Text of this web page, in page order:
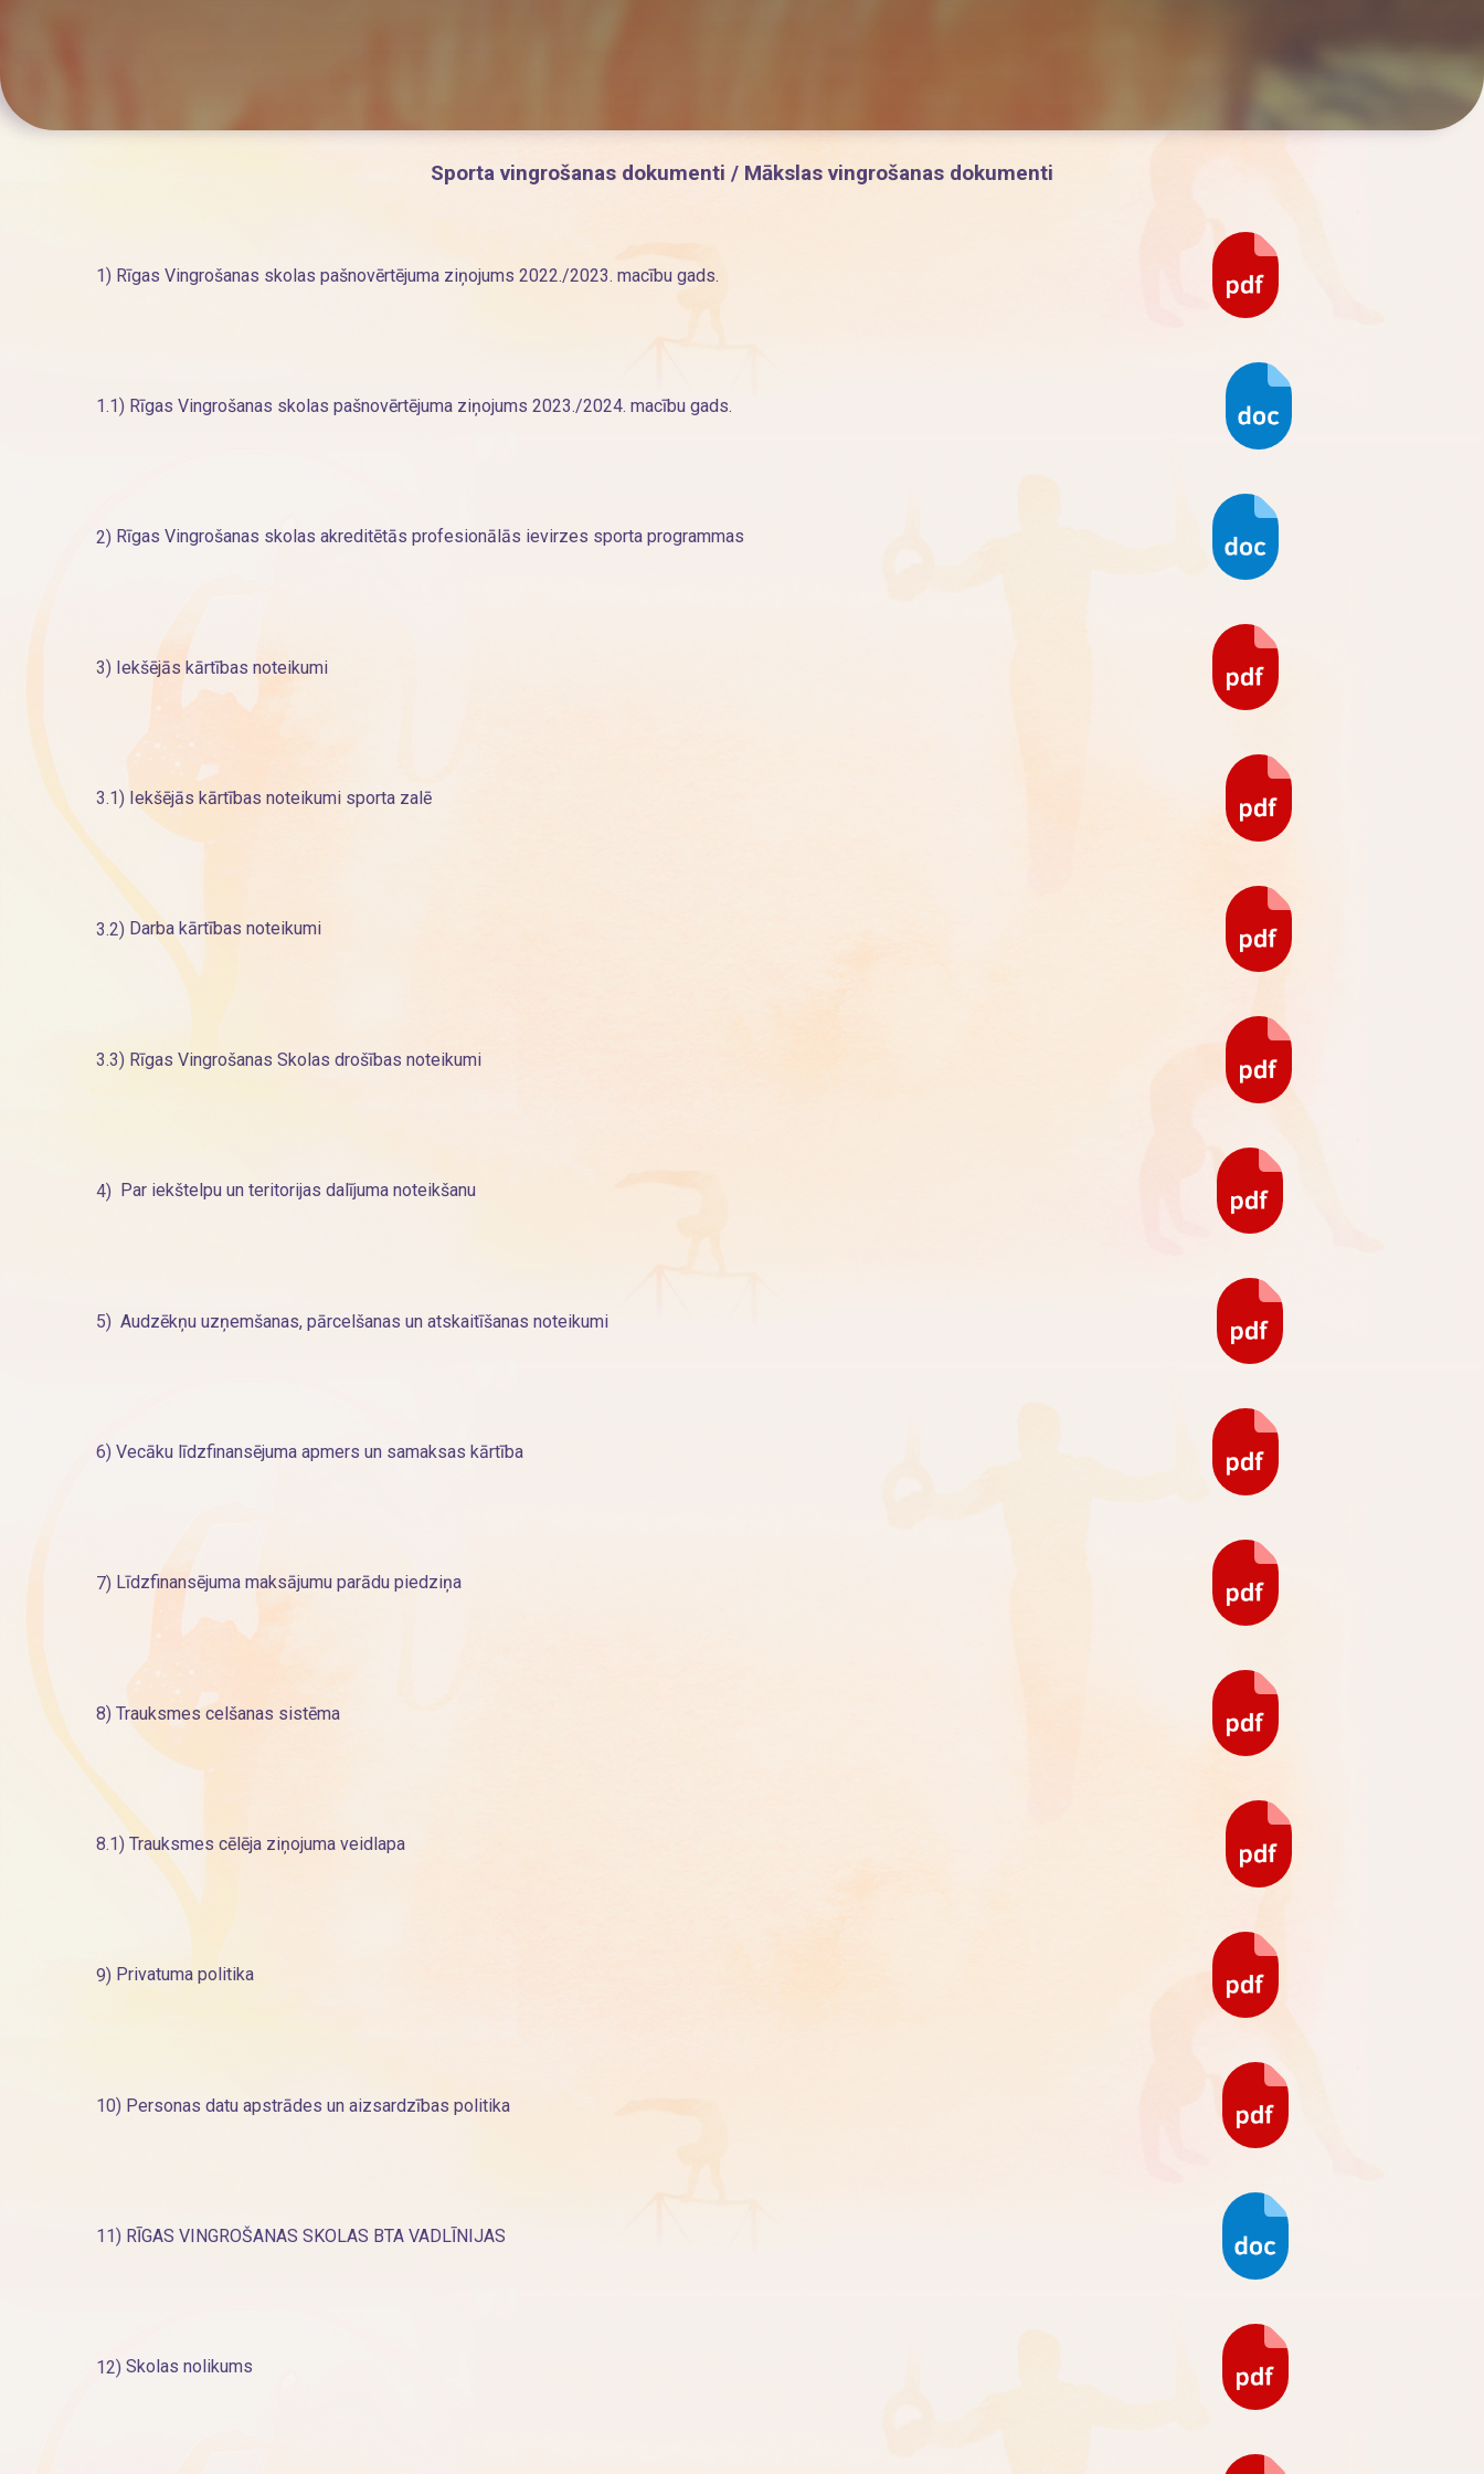
Sporta vingrošanas dokumenti / Mākslas vingrošanas dokumenti
1) Rīgas Vingrošanas skolas pašnovērtējuma ziņojums 2022./2023. macību gads.
1.1) Rīgas Vingrošanas skolas pašnovērtējuma ziņojums 2023./2024. macību gads.
2) Rīgas Vingrošanas skolas akreditētās profesionālās ievirzes sporta programmas
3) Iekšējās kārtības noteikumi
3.1) Iekšējās kārtības noteikumi sporta zalē
3.2) Darba kārtības noteikumi
3.3) Rīgas Vingrošanas Skolas drošības noteikumi
4) Par iekštelpu un teritorijas dalījuma noteikšanu
5) Audzēkņu uzņemšanas, pārcelšanas un atskaitīšanas noteikumi
6) Vecāku līdzfinansējuma apmers un samaksas kārtība
7) Līdzfinansējuma maksājumu parādu piedziņa
8) Trauksmes celšanas sistēma
8.1) Trauksmes cēlēja ziņojuma veidlapa
9) Privatuma politika
10) Personas datu apstrādes un aizsardzības politika
11) RĪGAS VINGROŠANAS SKOLAS BTA VADLĪNIJAS
12) Skolas nolikums